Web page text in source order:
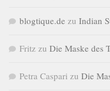
blogtique.de zu Indian
Fritz zu Die Maske des
Petra Caspari zu Die